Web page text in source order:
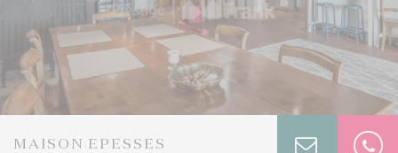
MAISON EPESSES